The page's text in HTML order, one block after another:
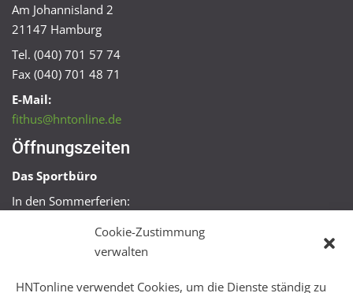
Cookie-Zustimmung
verwalten
HNTonline verwendet Cookies, um die Dienste ständig zu
Am Johannisland 2
21147 Hamburg
Tel. (040) 701 57 74
Fax (040) 701 48 71
E-Mail:
fithus@hntonline.de
Öffnungszeiten
Das Sportbüro
In den Sommerferien:
Mo + Mi 16:00 – 18:00 Uhr